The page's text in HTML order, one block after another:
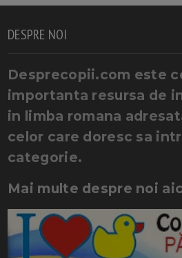
DESPRE NOI
Desprecopii.com este
importanta resursa de
in limba romana
celor care doresc sa
categorie.
Mai multe despre noi